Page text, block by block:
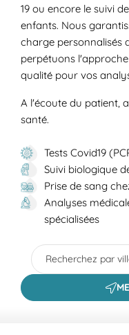
19 ou encore le suivi
enfants. Nous
charge personnalisés
perpétuons
qualité pour vos
A l'écoute du patient,
santé.
Tests Covid19
Suivi biologique
Prise de sang
Analyses
spécialisées
City, State/Province,